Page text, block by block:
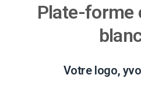
Plate-forme
Votre logo,